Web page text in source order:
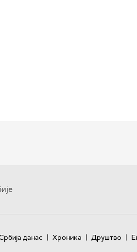
данас | Хроника | Друштво |